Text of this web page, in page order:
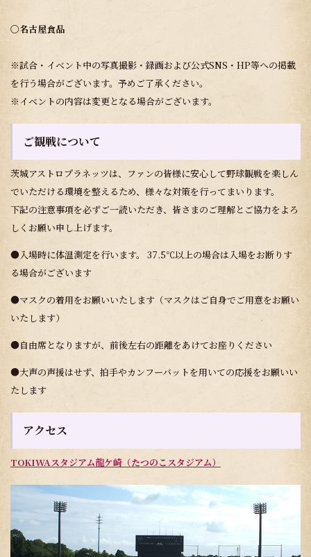
〇名古屋食品
※試合・イベント中の写真撮影・録画および公式SNS・HP等への掲載
を行う場合がございます。予めご了承ください。
※イベントの内容は変更となる場合がございます。
ご観戦について
茨城アストロプラネッツは、ファンの皆様に安心して野球観戦を楽しん
でいただける環境を整えるため、様々な対策を行ってまいります。
下記の注意事項を必ずご一読いただき、皆さまのご理解とご協力をよろ
しくお願い申し上げます。
●入場時に体温測定を行います。 37.5℃以上の場合は入場をお断りす
る場合がございます
●マスクの着用をお願いいたします（マスクはご自身でご用意をお願い
いたします）
●自由席となりますが、前後左右の距離をあけてお座りください
●大声の声援はせず、拍手やカンフーバットを用いての応援をお願いい
たします
アクセス
TOKIWAスタジアム龍ケ崎（たつのこスタジアム）